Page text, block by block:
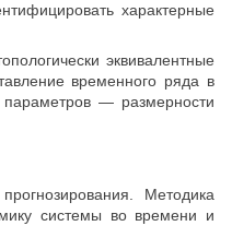
характерные
эквивалентные
временного ряда в
— размерности
Методика
системы во времени и